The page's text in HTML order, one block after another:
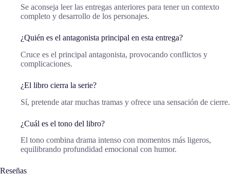
Se aconseja leer las entregas anteriores para tener un contexto
completo y desarrollo de los personajes.
¿Quién es el antagonista principal en esta entrega?
Cruce es el principal antagonista, provocando conflictos y
complicaciones.
¿El libro cierra la serie?
Sí, pretende atar muchas tramas y ofrece una sensación de cierre.
¿Cuál es el tono del libro?
El tono combina drama intenso con momentos más ligeros,
equilibrando profundidad emocional con humor.
Reseñas